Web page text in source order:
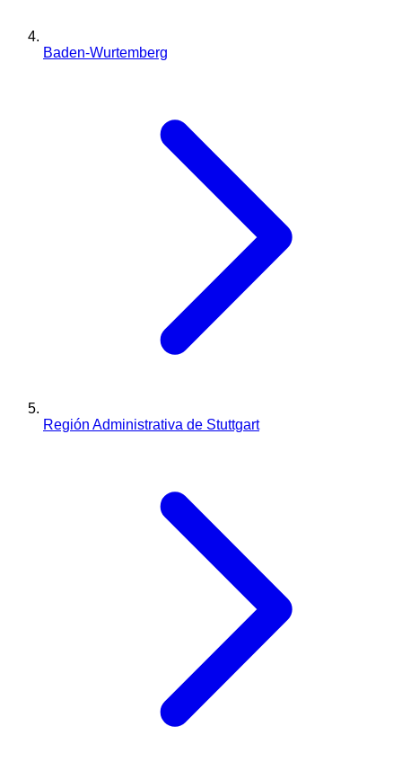
Baden-Wurtemberg
Región Administrativa de Stuttgart